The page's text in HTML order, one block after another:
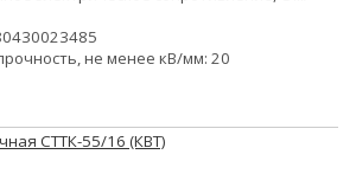
не менее кВ/мм: 20
СТТК-55/16 (КВТ)